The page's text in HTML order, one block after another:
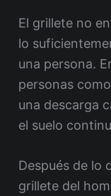
El grillete no
lo
una persona.
personas
una descarga
el suelo
Después de lo
grillete del